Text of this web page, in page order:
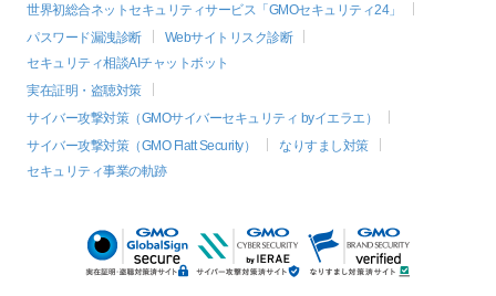
世界初総合ネットセキュリティサービス「GMOセキュリティ24」
パスワード漏洩診断
Webサイトリスク診断
セキュリティ相談AIチャットボット
実在証明・盗聴対策
サイバー攻撃対策（GMOサイバーセキュリティ byイエラエ）
サイバー攻撃対策（GMO Flatt Security）
なりすまし対策
セキュリティ事業の軌跡